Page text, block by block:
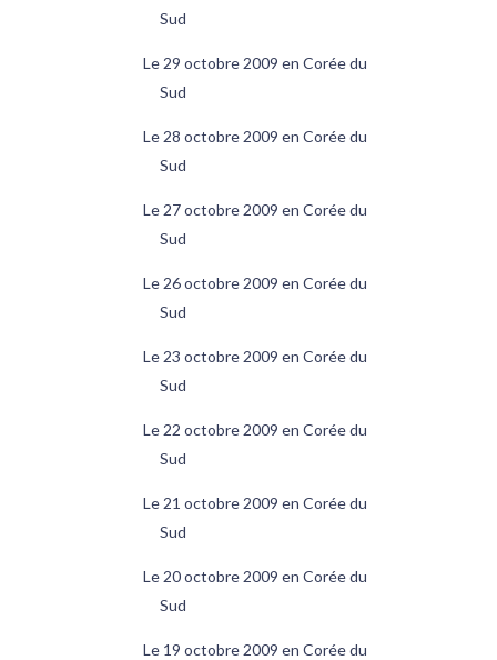
Sud
Le 29 octobre 2009 en Corée du
Sud
Le 28 octobre 2009 en Corée du
Sud
Le 27 octobre 2009 en Corée du
Sud
Le 26 octobre 2009 en Corée du
Sud
Le 23 octobre 2009 en Corée du
Sud
Le 22 octobre 2009 en Corée du
Sud
Le 21 octobre 2009 en Corée du
Sud
Le 20 octobre 2009 en Corée du
Sud
Le 19 octobre 2009 en Corée du